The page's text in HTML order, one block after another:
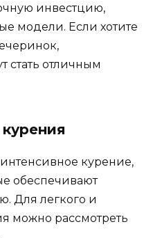
инвестцию,
модели. Если хотите
стать отличным
курение,
обеспечивают
Для легкого и
можно рассмотреть